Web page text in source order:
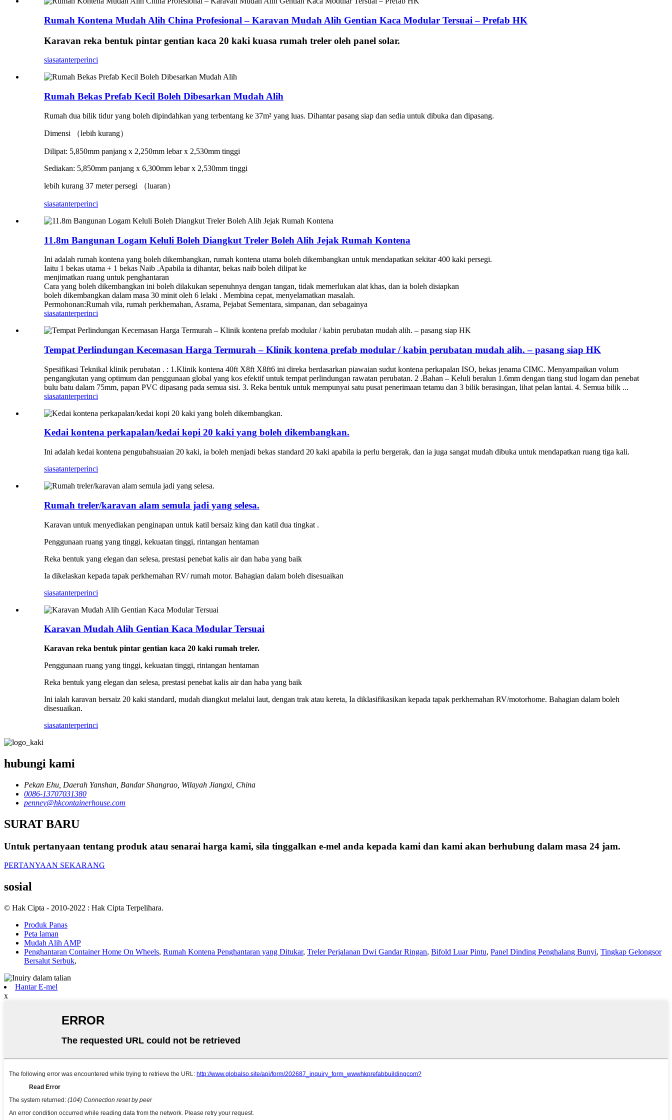
Rumah Kontena Mudah Alih China Profesional – Karavan Mudah Alih Gentian Kaca Modular Tersuai – Prefab HK
Karavan reka bentuk pintar gentian kaca 20 kaki kuasa rumah treler oleh panel solar.
siasatanterperinci
Rumah Bekas Prefab Kecil Boleh Dibesarkan Mudah Alih
Rumah dua bilik tidur yang boleh dipindahkan yang terbentang ke 37m² yang luas. Dihantar pasang siap dan sedia untuk dibuka dan dipasang.
Dimensi （lebih kurang）
Dilipat: 5,850mm panjang x 2,250mm lebar x 2,530mm tinggi
Sediakan: 5,850mm panjang x 6,300mm lebar x 2,530mm tinggi
lebih kurang 37 meter persegi （luaran）
siasatanterperinci
11.8m Bangunan Logam Keluli Boleh Diangkut Treler Boleh Alih Jejak Rumah Kontena
Ini adalah rumah kontena yang boleh dikembangkan, rumah kontena utama boleh dikembangkan untuk mendapatkan sekitar 400 kaki persegi.
Iaitu 1 bekas utama + 1 bekas Naib .Apabila ia dihantar, bekas naib boleh dilipat ke
menjimatkan ruang untuk penghantaran
Cara yang boleh dikembangkan ini boleh dilakukan sepenuhnya dengan tangan, tidak memerlukan alat khas, dan ia boleh disiapkan
boleh dikembangkan dalam masa 30 minit oleh 6 lelaki . Membina cepat, menyelamatkan masalah.
Permohonan:Rumah vila, rumah perkhemahan, Asrama, Pejabat Sementara, simpanan, dan sebagainya
siasatanterperinci
Tempat Perlindungan Kecemasan Harga Termurah – Klinik kontena prefab modular / kabin perubatan mudah alih. – pasang siap HK
Spesifikasi Teknikal klinik perubatan . : 1.Klinik kontena 40ft X8ft X8ft6 ini direka berdasarkan piawaian sudut kontena perkapalan ISO, bekas jenama CIMC. Menyampaikan volum
pengangkutan yang optimum dan penggunaan global yang kos efektif untuk tempat perlindungan rawatan perubatan. 2 .Bahan – Keluli beralun 1.6mm dengan tiang stud logam dan penebat
bulu batu dalam 75mm, papan PVC dipasang pada semua sisi. 3. Reka bentuk untuk mempunyai satu pusat penerimaan tetamu dan 3 bilik berasingan, lihat pelan lantai. 4. Semua bilik ...
siasatanterperinci
Kedai kontena perkapalan/kedai kopi 20 kaki yang boleh dikembangkan.
Ini adalah kedai kontena pengubahsuaian 20 kaki, ia boleh menjadi bekas standard 20 kaki apabila ia perlu bergerak, dan ia juga sangat mudah dibuka untuk mendapatkan ruang tiga kali.
siasatanterperinci
Rumah treler/karavan alam semula jadi yang selesa.
Karavan untuk menyediakan penginapan untuk katil bersaiz king dan katil dua tingkat .
Penggunaan ruang yang tinggi, kekuatan tinggi, rintangan hentaman
Reka bentuk yang elegan dan selesa, prestasi penebat kalis air dan haba yang baik
Ia dikelaskan kepada tapak perkhemahan RV/ rumah motor. Bahagian dalam boleh disesuaikan
siasatanterperinci
Karavan Mudah Alih Gentian Kaca Modular Tersuai
Karavan reka bentuk pintar gentian kaca 20 kaki rumah treler.
Penggunaan ruang yang tinggi, kekuatan tinggi, rintangan hentaman
Reka bentuk yang elegan dan selesa, prestasi penebat kalis air dan haba yang baik
Ini ialah karavan bersaiz 20 kaki standard, mudah diangkut melalui laut, dengan trak atau kereta, Ia diklasifikasikan kepada tapak perkhemahan RV/motorhome. Bahagian dalam boleh
disesuaikan.
siasatanterperinci
hubungi kami
Pekan Ehu, Daerah Yanshan, Bandar Shangrao, Wilayah Jiangxi, China
0086-13707031380
penney@hkcontainerhouse.com
SURAT BARU
Untuk pertanyaan tentang produk atau senarai harga kami, sila tinggalkan e-mel anda kepada kami dan kami akan berhubung dalam masa 24 jam.
PERTANYAAN SEKARANG
sosial
© Hak Cipta - 2010-2022 : Hak Cipta Terpelihara.
Produk Panas
Peta laman
Mudah Alih AMP
Penghantaran Container Home On Wheels, Rumah Kontena Penghantaran yang Ditukar, Treler Perjalanan Dwi Gandar Ringan, Bifold Luar Pintu, Panel Dinding Penghalang Bunyi, Tingkap Gelongsor
Bersalut Serbuk,
Hantar E-mel
x